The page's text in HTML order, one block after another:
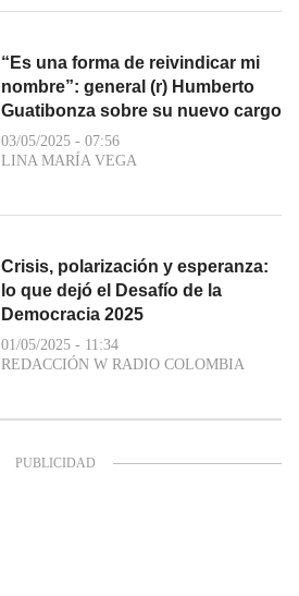
“Es una forma de reivindicar mi
nombre”: general (r) Humberto
Guatibonza sobre su nuevo cargo
03/05/2025 - 07:56
LINA MARÍA VEGA
Crisis, polarización y esperanza:
lo que dejó el Desafío de la
Democracia 2025
01/05/2025 - 11:34
REDACCIÓN W RADIO COLOMBIA